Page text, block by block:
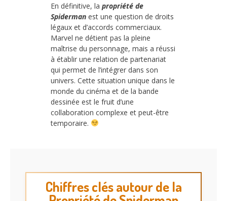
En définitive, la propriété de
Spiderman est une question de droits
légaux et d’accords commerciaux.
Marvel ne détient pas la pleine
maîtrise du personnage, mais a réussi
à établir une relation de partenariat
qui permet de l’intégrer dans son
univers. Cette situation unique dans le
monde du cinéma et de la bande
dessinée est le fruit d’une
collaboration complexe et peut-être
temporaire.
Chiffres clés autour de la